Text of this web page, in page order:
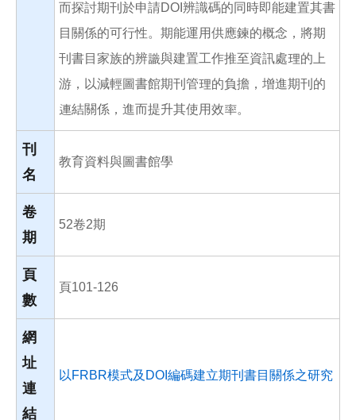
而探討期刊於申請DOI辨識碼的同時即能建置其書
目關係的可行性。期能運用供應鍊的概念，將期
刊書目家族的辨識與建置工作推至資訊處理的上
游，以減輕圖書館期刊管理的負擔，增進期刊的
連結關係，進而提升其使用效率。
刊
名
教育資料與圖書館學
卷
期
52卷2期
頁
數
頁101-126
網
址
連
結
以FRBR模式及DOI編碼建立期刊書目關係之研究